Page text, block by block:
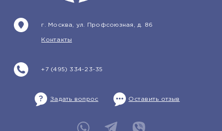
+7 (495) 334-23-35
г. Москва, ул. Профсоюзная, д. 86
Контакты
Задать вопрос Оставить отзыв